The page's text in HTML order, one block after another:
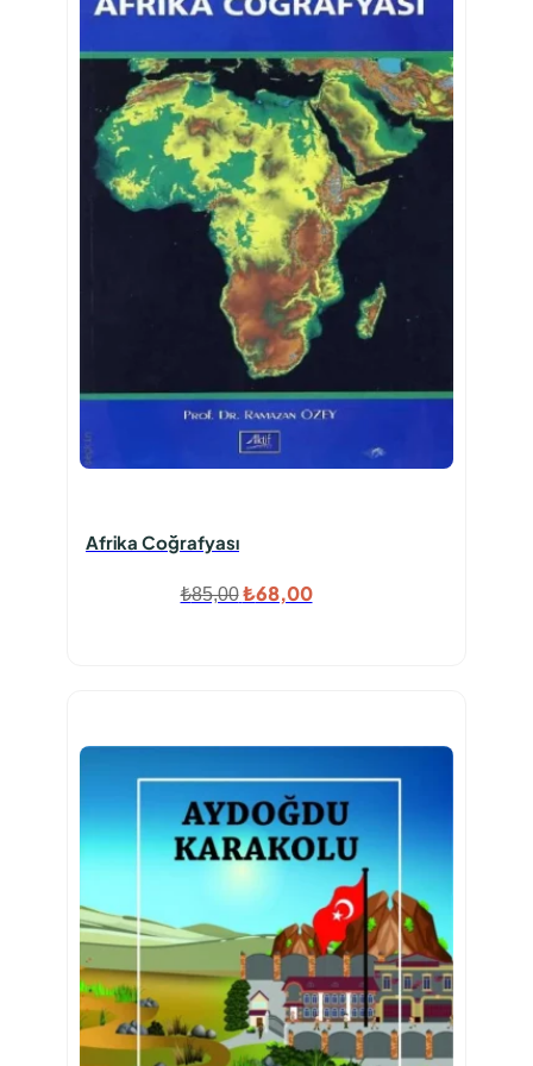
Afrika Coğrafyası
₺85,00 Orijinal
₺68,00Şu